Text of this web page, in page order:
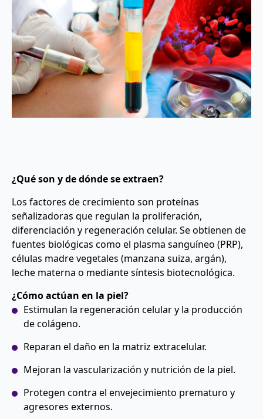
¿Qué son y de dónde se extraen?
Los factores de crecimiento son proteínas
señalizadoras que regulan la proliferación,
diferenciación y regeneración celular. Se obtienen de
fuentes biológicas como el plasma sanguíneo (PRP),
células madre vegetales (manzana suiza, argán),
leche materna o mediante síntesis biotecnológica.
¿Cómo actúan en la piel?
Estimulan la regeneración celular y la producción
de colágeno.
Reparan el daño en la matriz extracelular.
Mejoran la vascularización y nutrición de la piel.
Protegen contra el envejecimiento prematuro y
agresores externos.